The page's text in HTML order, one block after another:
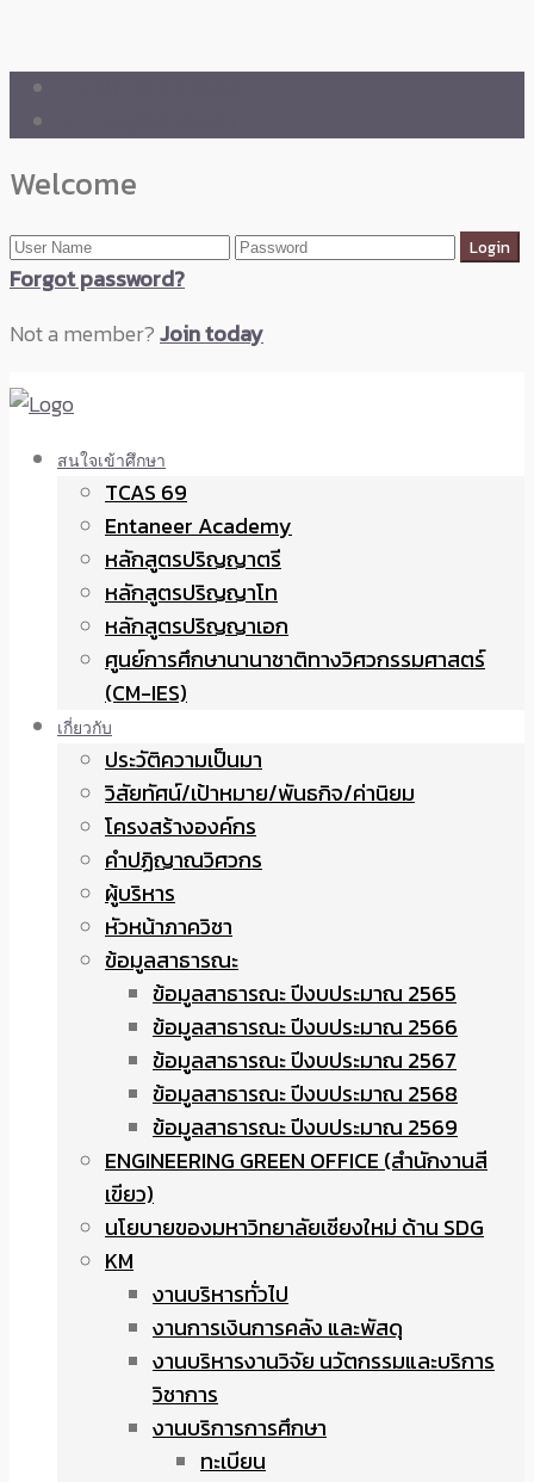
Welcome
Forgot password?
Not a member?Join today
สนใจเข้าศึกษา
TCAS 69
Entaneer Academy
หลักสูตรปริญญาตรี
หลักสูตรปริญญาโท
หลักสูตรปริญญาเอก
ศูนย์การศึกษานานาชาติทางวิศวกรรมศาสตร์
(CM-IES)
เกี่ยวกับ
ประวัติความเป็นมา
วิสัยทัศน์/เป้าหมาย/พันธกิจ/ค่านิยม
โครงสร้างองค์กร
คำปฏิญาณวิศวกร
ผู้บริหาร
หัวหน้าภาควิชา
ข้อมูลสาธารณะ
ข้อมูลสาธารณะ ปีงบประมาณ 2565
ข้อมูลสาธารณะ ปีงบประมาณ 2566
ข้อมูลสาธารณะ ปีงบประมาณ 2567
ข้อมูลสาธารณะ ปีงบประมาณ 2568
ข้อมูลสาธารณะ ปีงบประมาณ 2569
ENGINEERING GREEN OFFICE (สำนักงานสี
เขียว)
นโยบายของมหาวิทยาลัยเชียงใหม่ ด้าน SDG
KM
งานบริหารทั่วไป
งานการเงินการคลัง และพัสดุ
งานบริหารงานวิจัย นวัตกรรมและบริการ
วิชาการ
งานบริการการศึกษา
ทะเบียน